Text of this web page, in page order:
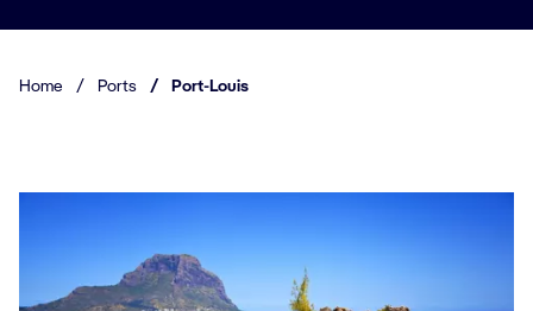
Home / Ports / Port-Louis